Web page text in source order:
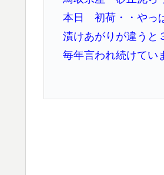
本日 初荷・・やっ
漬けあがりが違うと
毎年言われ続けてい